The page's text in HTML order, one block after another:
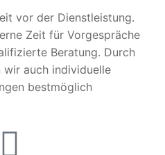
vor der Dienstleistung.
Zeit für Vorgespräche
Beratung. Durch
wir auch individuelle
bestmöglich